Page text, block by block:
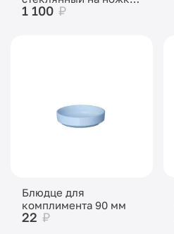
«Ромб» 5 л Н-52 см
1 100 ₽
Блюдце для
комплимента 90 мм
22 ₽